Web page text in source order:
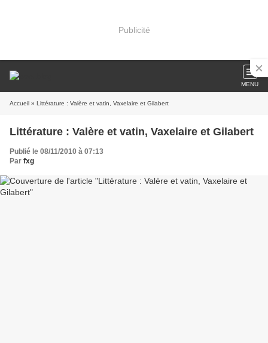
Publicité
MENU
Accueil » Littérature : Valère et vatin, Vaxelaire et Gilabert
Littérature : Valère et vatin, Vaxelaire et Gilabert
Publié le 08/11/2010 à 07:13
Par fxg